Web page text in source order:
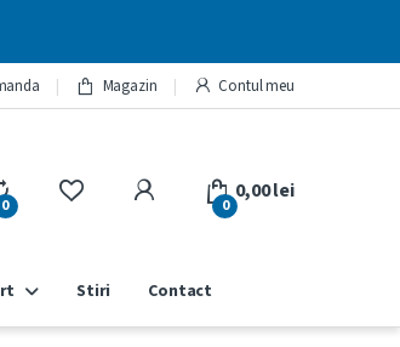
Magazin Contul meu
0
My Account
0
0,00lei
Stiri Contact